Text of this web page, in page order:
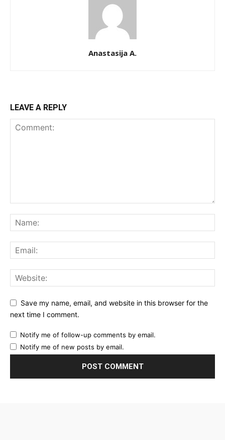
Anastasija A.
LEAVE A REPLY
Save my name, email, and website in this browser for the
next time I comment.
Notify me of follow-up comments by email.
Notify me of new posts by email.